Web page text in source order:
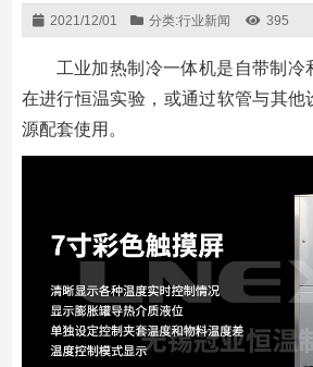
2021/12/01 分类:行业新闻 395
工业加热制冷一体机是自带制冷
在进行恒温实验，或通过软管与其他
源配套使用。